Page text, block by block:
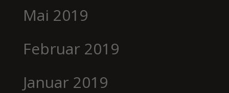
Mai 2019
Februar 2019
Januar 2019